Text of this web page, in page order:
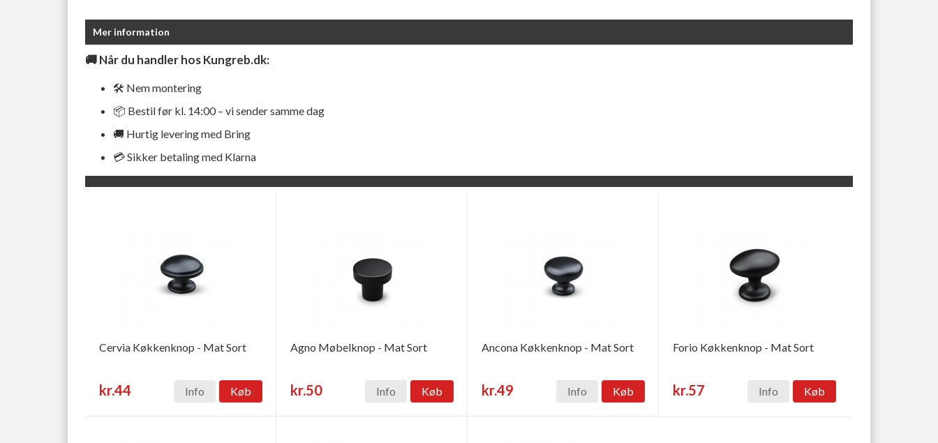
Mer information
🚚Når du handler hos Kungreb.dk:
🛠️ Nem montering
📦 Bestil før kl. 14:00 – vi sender samme dag
🚚 Hurtig levering med Bring
💳 Sikker betaling med Klarna
Cervia Køkkenknop - Mat Sort
kr.44 Info Køb
Agno Møbelknop - Mat Sort
kr.50 Info Køb
Ancona Køkkenknop - Mat Sort
kr.49 Info Køb
Forio Køkkenknop - Mat Sort
kr.57 Info Køb